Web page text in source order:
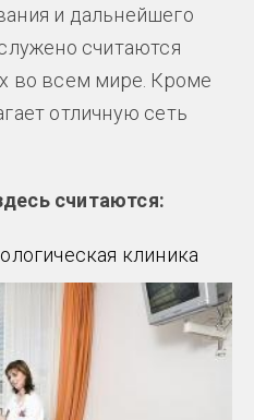
и дальнейшего
считаются
во всем мире. Кроме
отличную сеть
считаются:
клиника